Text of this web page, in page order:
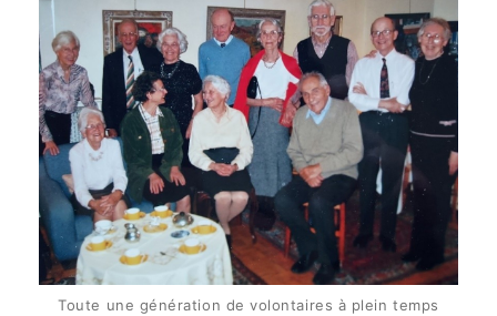
Toute une génération de volontaires à plein temps